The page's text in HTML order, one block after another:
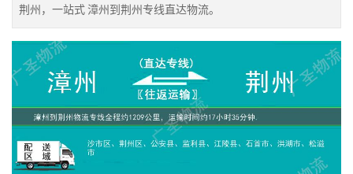
荆州，一站式 漳州到荆州专线直达物流。